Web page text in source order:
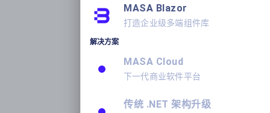
MASA Blazor
打造企业级多端组件库
解决方案
MASA Cloud
下一代商业软件平台
传统 .NET 架构升级